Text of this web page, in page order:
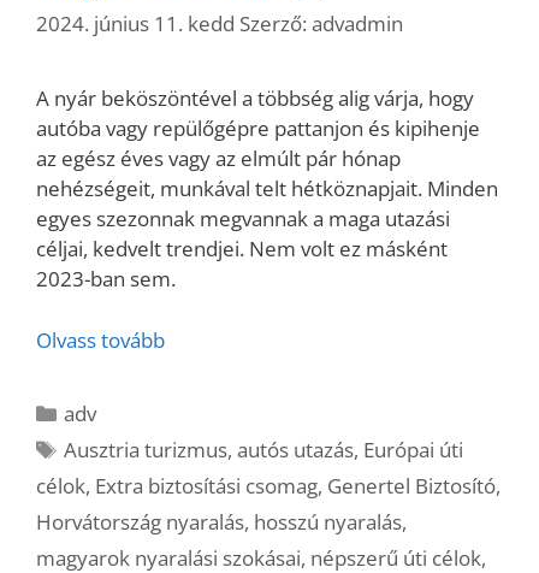
2024. június 11. kedd Szerző: advadmin
A nyár beköszöntével a többség alig várja, hogy
autóba vagy repülőgépre pattanjon és kipihenje
az egész éves vagy az elmúlt pár hónap
nehézségeit, munkával telt hétköznapjait. Minden
egyes szezonnak megvannak a maga utazási
céljai, kedvelt trendjei. Nem volt ez másként
2023-ban sem.
Olvass tovább
Kategória
adv
Címkék
Ausztria turizmus,autós utazás, Európai úti
célok, Extra biztosítási csomag, Genertel Biztosító,
Horvátország nyaralás, hosszú nyaralás,
magyarok nyaralási szokásai, népszerű úti célok,